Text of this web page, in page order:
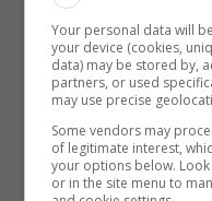
154 ITALIA 154
155 ITALIA 155
156 ITALIA 156
157 FASCINO TV
158 RADIO KISS
159 ITALIA 159
160 ITALIA 160
161 ITALIA 161
Your personal data will
your device (cookies,
data) may be stored by,
partners, or used
may use precise
Some vendors may
of legitimate interest,
your options below.
or in the site menu to